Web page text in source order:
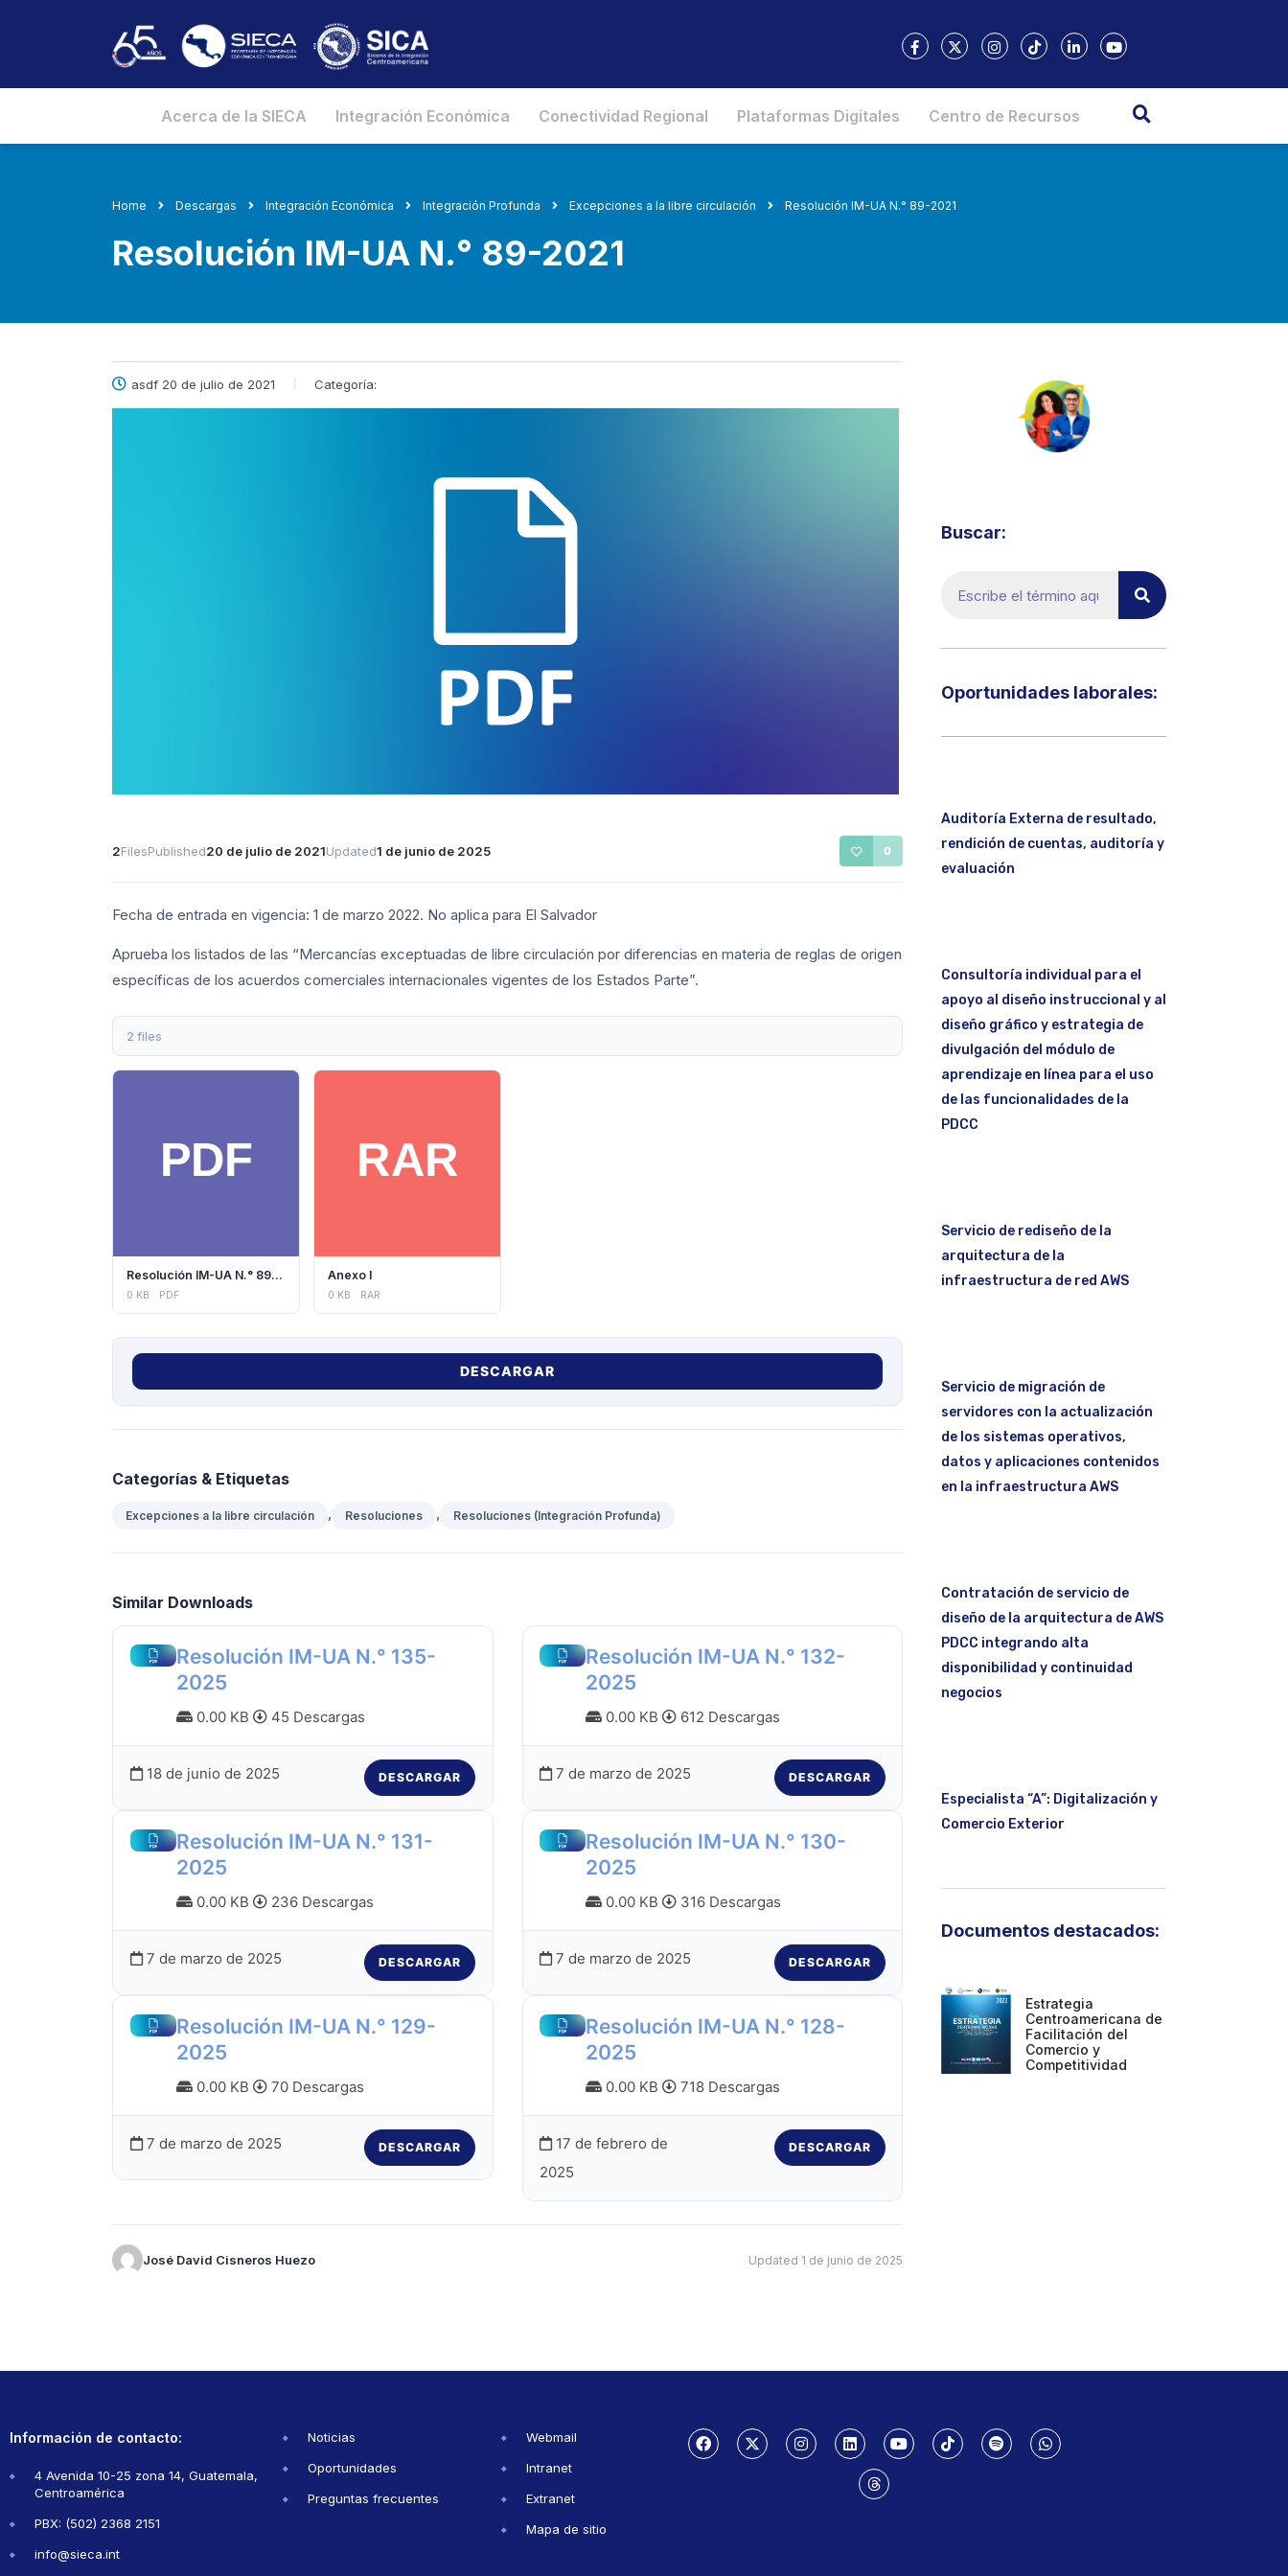
Acerca de la SIECA Integración Económica Conectividad Regional Plataformas Digitales Centro de Recursos
Home Descargas Integración Económica Integración Profunda Excepciones a la libre circulación Resolución IM-UA N.° 89-2021
Resolución IM-UA N.° 89-2021
asdf 20 de julio de 2021 Categoría:
2FilesPublished20 de julio de 2021Updated1 de junio de 2025 0
Fecha de entrada en vigencia: 1 de marzo 2022. No aplica para El Salvador
Aprueba los listados de las “Mercancías exceptuadas de libre circulación por diferencias en materia de reglas de origen
específicas de los acuerdos comerciales internacionales vigentes de los Estados Parte”.
2 files
Resolución IM-UA N.° 89-2021
0 KB PDF
Anexo I
0 KB RAR
DESCARGAR
Categorías & Etiquetas
Excepciones a la libre circulación , Resoluciones , Resoluciones (Integración Profunda)
Similar Downloads
Resolución IM-UA N.° 135-
2025
0.00 KB 45 Descargas
18 de junio de 2025 DESCARGAR
Resolución IM-UA N.° 132-
2025
0.00 KB 612 Descargas
7 de marzo de 2025 DESCARGAR
Resolución IM-UA N.° 131-
2025
0.00 KB 236 Descargas
7 de marzo de 2025 DESCARGAR
Resolución IM-UA N.° 130-
2025
0.00 KB 316 Descargas
7 de marzo de 2025 DESCARGAR
Resolución IM-UA N.° 129-
2025
0.00 KB 70 Descargas
7 de marzo de 2025 DESCARGAR
Resolución IM-UA N.° 128-
2025
0.00 KB 718 Descargas
17 de febrero de
2025
DESCARGAR
José David Cisneros Huezo Updated 1 de junio de 2025
Buscar:
Oportunidades laborales:​
Auditoría Externa de resultado,
rendición de cuentas, auditoría y
evaluación
Consultoría individual para el
apoyo al diseño instruccional y al
diseño gráfico y estrategia de
divulgación del módulo de
aprendizaje en línea para el uso
de las funcionalidades de la
PDCC
Servicio de rediseño de la
arquitectura de la
infraestructura de red AWS
Servicio de migración de
servidores con la actualización
de los sistemas operativos,
datos y aplicaciones contenidos
en la infraestructura AWS
Contratación de servicio de
diseño de la arquitectura de AWS
PDCC integrando alta
disponibilidad y continuidad
negocios
Especialista “A”: Digitalización y
Comercio Exterior
Documentos destacados:
Estrategia
Centroamericana de
Facilitación del
Comercio y
Competitividad
Información de contacto:
4 Avenida 10-25 zona 14, Guatemala,
Centroamérica
PBX: (502) 2368 2151
info@sieca.int
Noticias
Oportunidades
Preguntas frecuentes
Webmail
Intranet
Extranet
Mapa de sitio